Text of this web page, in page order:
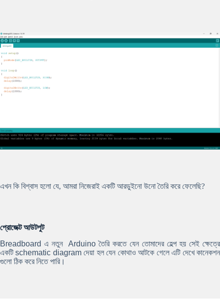
এখন কি বিশ্বাস হলো যে, আমরা নিজেরাই একটি আরডুইনো উনো তৈরি করে ফেলেছি?
প্রোজেক্ট আউটপুট
Breadboard এ নতুনArduino তৈরি করতে যেন তোমাদের হেল্প হয় সেই ক্ষেত্রে
একটিschematic diagramদেয়া হল যেন কোথাও আটকে গেলে এটি দেখে কানেকশন
গুলো ঠিক করে নিতে পারি।